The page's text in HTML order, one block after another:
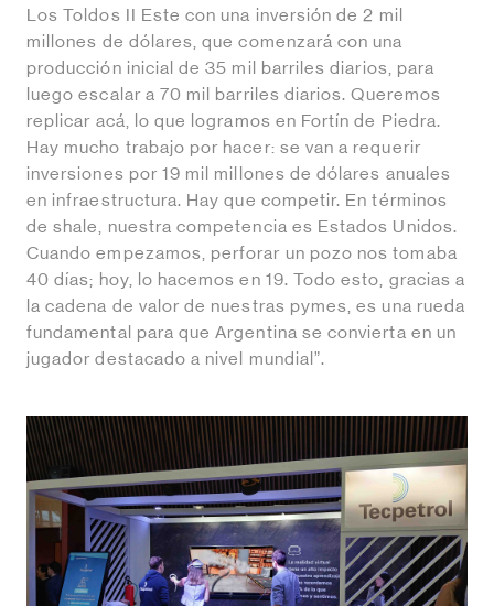
Los Toldos II Este con una inversión de 2 mil
millones de dólares, que comenzará con una
producción inicial de 35 mil barriles diarios, para
luego escalar a 70 mil barriles diarios. Queremos
replicar acá, lo que logramos en Fortín de Piedra.
Hay mucho trabajo por hacer: se van a requerir
inversiones por 19 mil millones de dólares anuales
en infraestructura. Hay que competir. En términos
de shale, nuestra competencia es Estados Unidos.
Cuando empezamos, perforar un pozo nos tomaba
40 días; hoy, lo hacemos en 19. Todo esto, gracias a
la cadena de valor de nuestras pymes, es una rueda
fundamental para que Argentina se convierta en un
jugador destacado a nivel mundial”.